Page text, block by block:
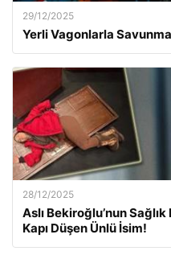
29/12/2025
Yerli Vagonlarla
28/12/2025
Aslı Bekiroğlu’nun
Kapı Düşen Ünlü İsim!